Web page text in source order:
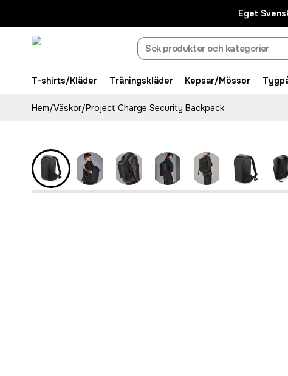
Eget
T-shirts/Kläder Träningskläder Kepsar/Mössor
Hem/Väskor/Project Charge Security Backpack